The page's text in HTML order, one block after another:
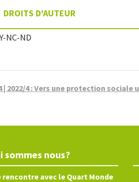
DROITS D'AUTEUR
NC-ND
| 2022/4:Vers une protection sociale
sommes nous?
rencontre avec le Quart Monde